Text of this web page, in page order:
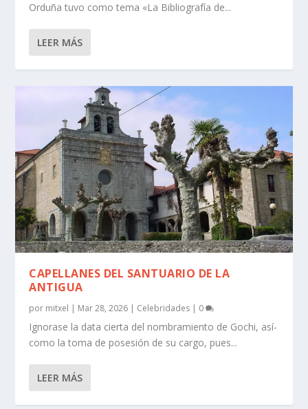
Orduña tuvo como tema «La Bibliografí­a de...
LEER MÁS
CAPELLANES DEL SANTUARIO DE LA
ANTIGUA
por mitxel | Mar 28, 2026 | Celebridades | 0
Ignorase la data cierta del nombramiento de Gochi, así­
como la toma de posesión de su cargo, pues...
LEER MÁS